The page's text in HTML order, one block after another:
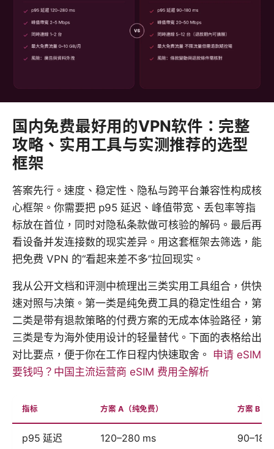
国内免费最好用的VPN软件：完整
攻略、实用工具与实测推荐的选型
框架
答案先行。速度、稳定性、隐私与跨平台兼容性构成核
心框架。你需要把 p95 延迟、峰值带宽、丢包率等指
标放在首位，同时对隐私条款做可核验的解码。最后再
看设备并发连接数的现实差异。用这套框架去筛选，能
把免费 VPN 的“看起来差不多”拉回现实。
我从公开文档和评测中梳理出三类实用工具组合，供快
速对照与决策。第一类是纯免费工具的稳定性组合，第
二类是带有退款策略的付费方案的无成本体验路径，第
三类是专为海外使用设计的轻量替代。下面的表格给出
对比要点，便于你在工作日程内快速取舍。 申请 eSIM
要钱吗？中国主流运营商 eSIM 费用全解析
指标 方案 A（纯免费） 方案 B（
p95 延迟 120–280 ms 90–180